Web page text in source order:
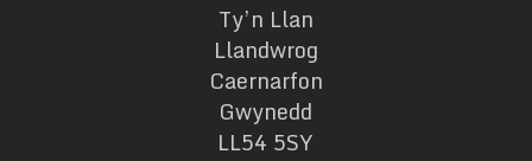
Ty’n Llan
Llandwrog
Caernarfon
Gwynedd
LL54 5SY